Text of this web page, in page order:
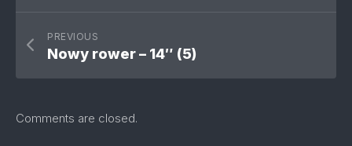
PREVIOUS
Nowy rower – 14″ (5)
Comments are closed.